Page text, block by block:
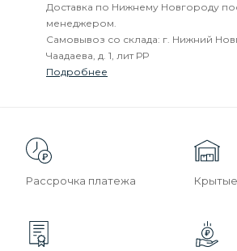
Доставка по Нижнему Новгороду
менеджером.
Самовывоз со склада: г. Нижний
Чаадаева, д. 1, лит РР
Подробнее
Рассрочка платежа